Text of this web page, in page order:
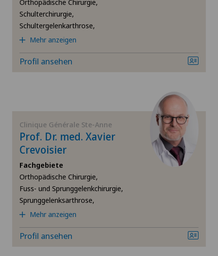
Bänderriss / Bandverletzung
Bandscheibenprothese | Künstliche Bandscheibe
Bandscheibenvorfall Halswirbelsäule – Zervikale
Bandscheibenvorfall Lendenwirbelsäule (LWS)
Chiropraktik
Dermatologie und Venerologie
Fersenschmerzen
Frozen Shoulder
Fuss- und Sprunggelenkchirurgie
Orthopädische Chirurgie,
Schulterchirurgie,
Schultergelenkarthrose,
Mehr anzeigen
Profil ansehen
Clinique Générale Ste-Anne
Prof. Dr. med. Xavier
Crevoisier
Fachgebiete
Orthopädische Chirurgie,
Fuss- und Sprunggelenkchirurgie,
Sprunggelenksarthrose,
Mehr anzeigen
Profil ansehen